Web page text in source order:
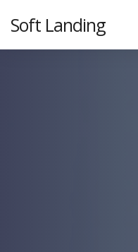
Soft Landing